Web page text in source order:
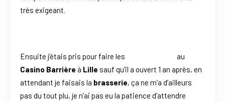
très exigeant.
Ensuite j’étais pris pour faire les
au
Casino Barrière à Lille sauf qu’il a ouvert 1 an après, en
attendant je faisais la brasserie, ça ne m’a d’ailleurs
pas du tout plu, je n’ai pas eu la patience d’attendre